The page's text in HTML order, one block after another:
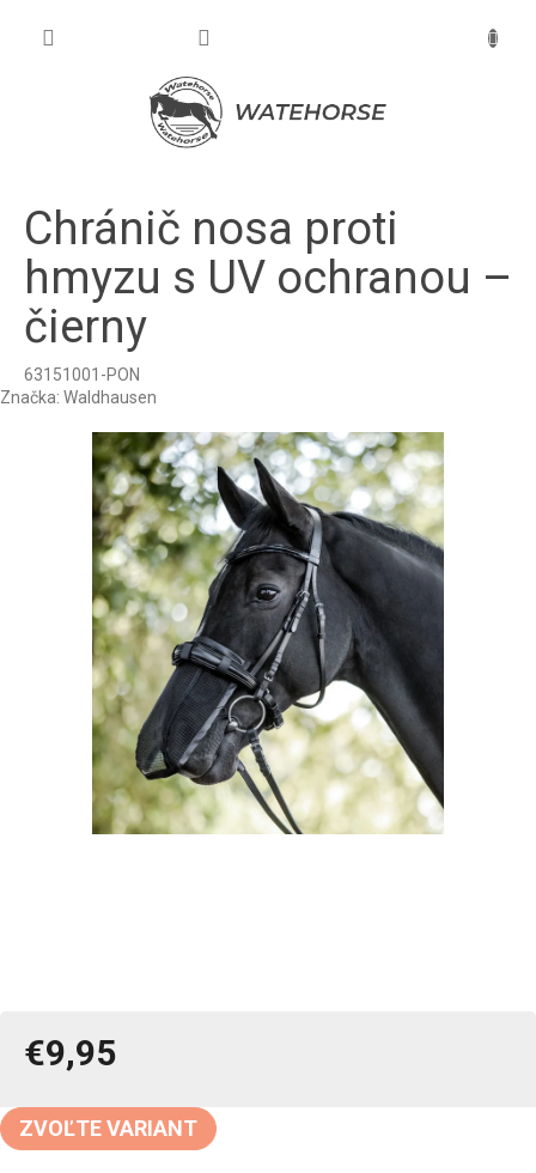
Chránič nosa proti
hmyzu s UV ochranou –
čierny
63151001-PON
Značka: Waldhausen
€9,95
cena:
ZVOĽTE VARIANT